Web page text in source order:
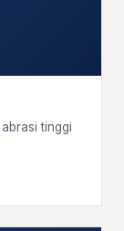
tinggi